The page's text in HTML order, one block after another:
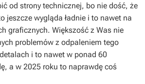
od strony technicznej, bo nie dość, że
jeszcze wygląda ładnie i to nawet na
graficznych. Większość z Was nie
problemów z odpaleniem tego
i to nawet w ponad 60
a w 2025 roku to naprawdę coś